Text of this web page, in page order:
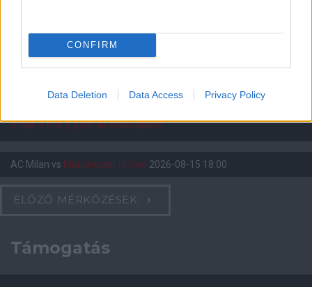
CONFIRM
Data Deletion Data Access Privacy Policy
United
Felkészülési szezon 5. mérkőzés
2026-08-12 20:30
2 nap 9 óra 2 perc 39 másodperc
AC Milan vs Manchester United 2026-08-15 18:00
ELŐZŐ MÉRKŐZÉSEK
Támogatás